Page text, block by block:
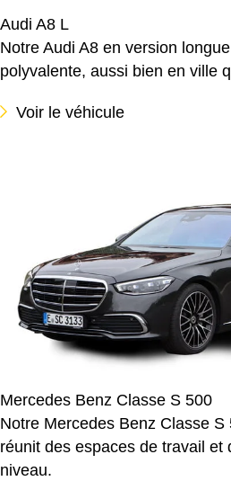
Audi A8 L
Notre Audi A8 en version
polyvalente, aussi bien en ville
Voir le véhicule
Mercedes Benz Classe S 500
Notre Mercedes Benz Classe
réunit des espaces de travail et
niveau.